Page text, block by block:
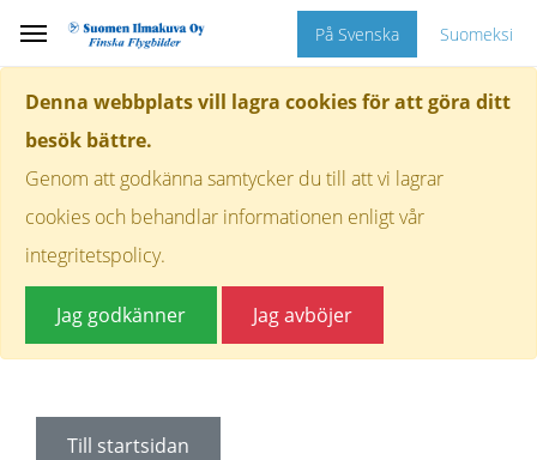
Denna webbplats vill lagra cookies för att göra ditt
besök bättre.
Genom att godkänna samtycker du till att vi lagrar
cookies och behandlar informationen enligt vår
integritetspolicy.
Jag godkänner Jag avböjer
På Svenska Suomeksi
Till startsidan